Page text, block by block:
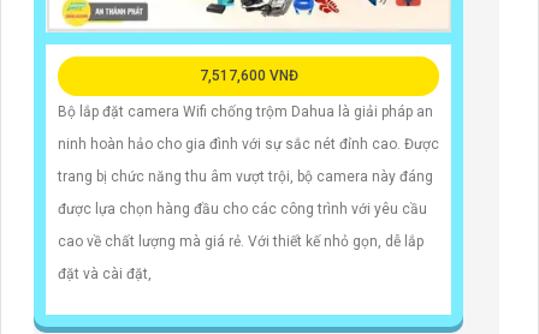
7,517,600 VNĐ
Bộ lắp đặt camera Wifi chống trộm Dahua là giải pháp an
ninh hoàn hảo cho gia đình với sự sắc nét đỉnh cao. Được
trang bị chức năng thu âm vượt trội, bộ camera này đáng
được lựa chọn hàng đầu cho các công trình với yêu cầu
cao về chất lượng mà giá rẻ. Với thiết kế nhỏ gọn, dễ lắp
đặt và cài đặt,